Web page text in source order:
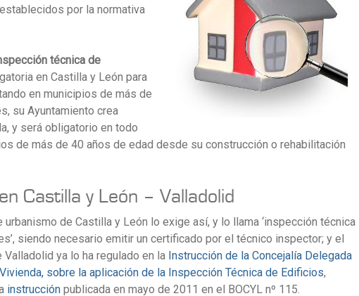
por la normativa
técnica de
en Castilla y León para
en municipios de más de
su Ayuntamiento crea
y será obligatorio en todo
de más de 40 años de edad desde su construcción o rehabilitación
Castilla y León – Valladolid
urbanismo de Castilla y León lo exige así, y lo llama ‘inspección técnica
siendo necesario emitir un certificado por el técnico inspector; y el
Valladolid ya lo ha regulado en la Instrucción de la Concejalía Delegada
sobre la aplicación de la Inspección Técnica de Edificios,
instrucción publicada en mayo de 2011 en el BOCYL nº 115.